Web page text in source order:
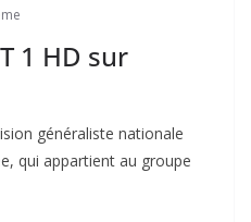
1 HD sur
généraliste nationale
qui appartient au groupe